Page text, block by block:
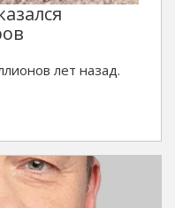
лет назад.